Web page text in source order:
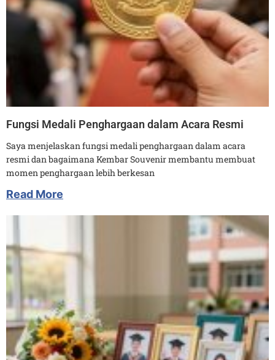
Fungsi Medali Penghargaan dalam Acara Resmi
Saya menjelaskan fungsi medali penghargaan dalam acara
resmi dan bagaimana Kembar Souvenir membantu membuat
momen penghargaan lebih berkesan
Read More